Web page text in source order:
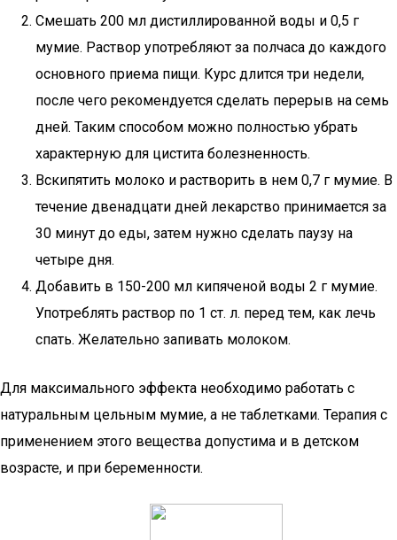
Смешать 200 мл дистиллированной воды и 0,5 г
мумие. Раствор употребляют за полчаса до каждого
основного приема пищи. Курс длится три недели,
после чего рекомендуется сделать перерыв на семь
дней. Таким способом можно полностью убрать
характерную для цистита болезненность.
Вскипятить молоко и растворить в нем 0,7 г мумие. В
течение двенадцати дней лекарство принимается за
30 минут до еды, затем нужно сделать паузу на
четыре дня.
Добавить в 150-200 мл кипяченой воды 2 г мумие.
Употреблять раствор по 1 ст. л. перед тем, как лечь
спать. Желательно запивать молоком.
Для максимального эффекта необходимо работать с
натуральным цельным мумие, а не таблетками. Терапия с
применением этого вещества допустима и в детском
возрасте, и при беременности.